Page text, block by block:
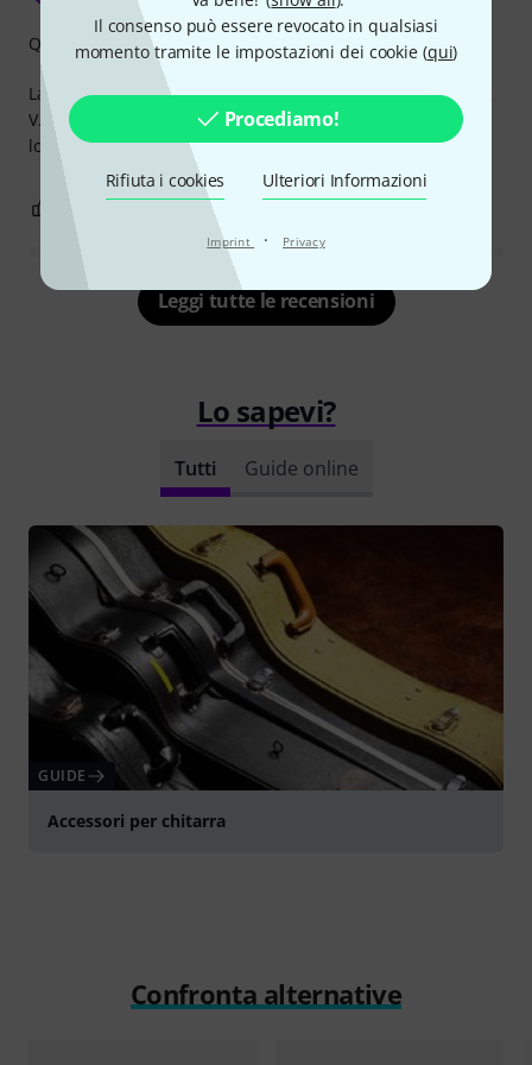
Il consenso può essere revocato in qualsiasi
momento tramite le impostazioni dei cookie (qui)
Procediamo!
Rifiuta i cookies Ulteriori Informazioni
Imprint · Privacy
Lavorazione di altissima qualità. Ideale per la Gibson Flying
V. Ha un aspetto più accattivante rispetto al berretto con
logo originale.
Qualità
SEGNALA UN ABUSO
Leggi tutte le recensioni
Lo sapevi?
Tutti Guide online
GUIDE
Accessori per chitarra
Confronta alternative